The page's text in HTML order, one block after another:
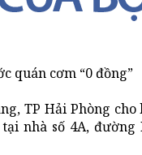
quán cơm “0 đồng”
TP Hải Phòng
nhà số 4A,